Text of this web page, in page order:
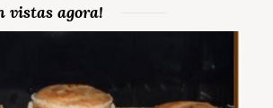
vistas agora!